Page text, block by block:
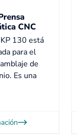
CNC
130 está
para el
de
Es una